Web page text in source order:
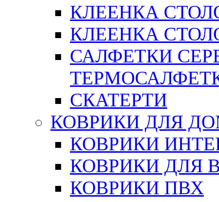
КЛЕЕНКА
КЛЕЕНКА
САЛФЕТКИ
СКАТЕРТИ
КОВРИКИ ДЛЯ
КОВРИКИ
КОВРИКИ ДЛЯ
КОВРИКИ ПВХ